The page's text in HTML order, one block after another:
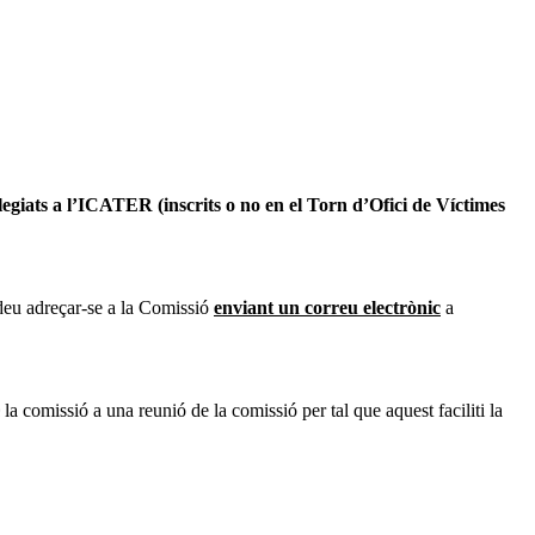
a l’ICATER (inscrits o no en el Torn d’Ofici de Víctimes
adreçar-se a la Comissió enviant un correu electrònic a
comissió a una reunió de la comissió per tal que aquest faciliti la